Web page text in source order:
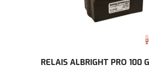
RELAIS ALBRIGHT PRO 100